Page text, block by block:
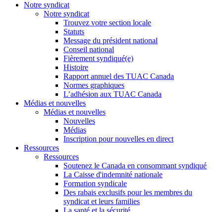
Notre syndicat
Notre syndicat
Trouvez votre section locale
Statuts
Message du président national
Conseil national
Fièrement syndiqué(e)
Histoire
Rapport annuel des TUAC Canada
Normes graphiques
L’adhésion aux TUAC Canada
Médias et nouvelles
Médias et nouvelles
Nouvelles
Médias
Inscription pour nouvelles en direct
Ressources
Ressources
Soutenez le Canada en consommant syndiqué
La Caisse d'indemnité nationale
Formation syndicale
Des rabais exclusifs pour les membres du
syndicat et leurs families